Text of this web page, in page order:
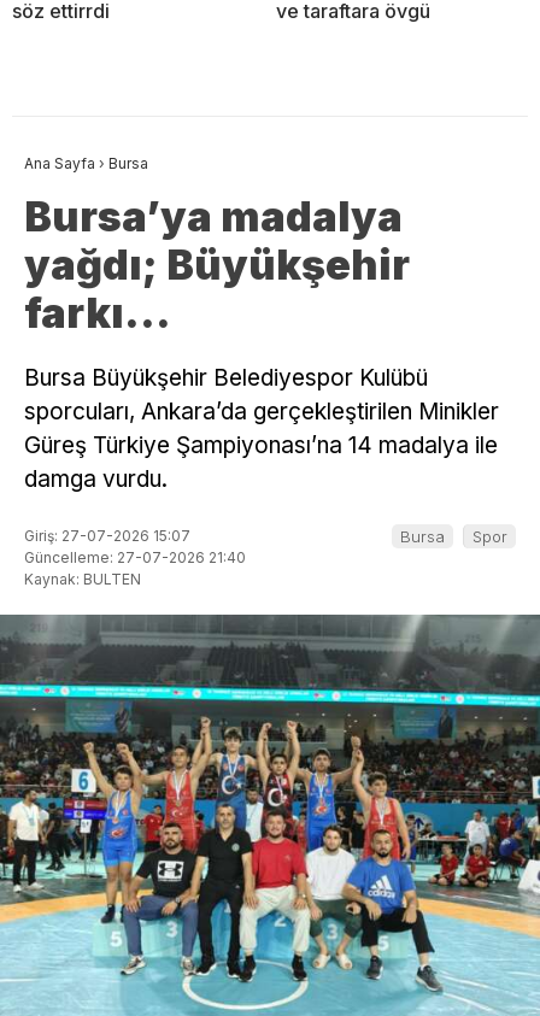
söz ettirrdi ve taraftara övgü
Ana Sayfa › Bursa
Bursa’ya madalya
yağdı; Büyükşehir
farkı…
Bursa Büyükşehir Belediyespor Kulübü
sporcuları, Ankara’da gerçekleştirilen Minikler
Güreş Türkiye Şampiyonası’na 14 madalya ile
damga vurdu.
Giriş: 27-07-2026 15:07
Güncelleme: 27-07-2026 21:40
Kaynak: BULTEN
Bursa Spor